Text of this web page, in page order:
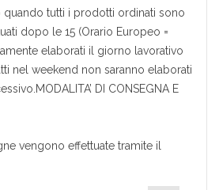
quando tutti i prodotti ordinati sono
dopo le 15 (Orario Europeo =
elaborati il giorno lavorativo
nel weekend non saranno elaborati
DI CONSEGNA E
vengono effettuate tramite il